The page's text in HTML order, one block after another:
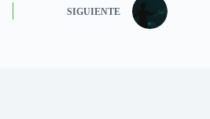
SIGUIENTE